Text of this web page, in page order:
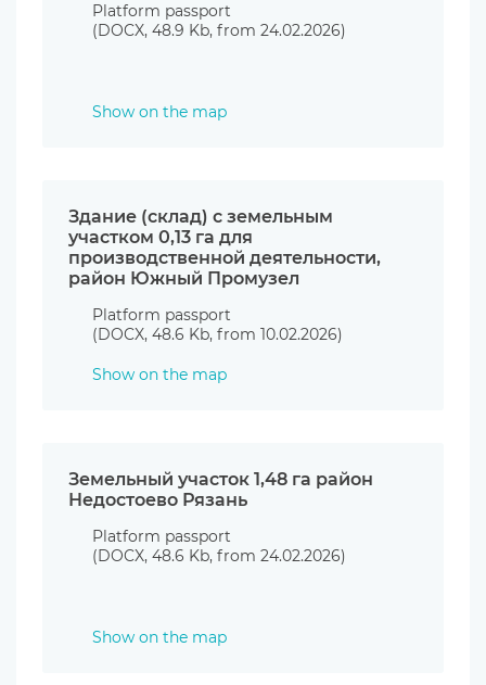
Platform passport
(DOCX, 48.9 Kb, from 24.02.2026)
Show on the map
Здание (склад) с земельным
участком 0,13 га для
производственной деятельности,
район Южный Промузел
Platform passport
(DOCX, 48.6 Kb, from 10.02.2026)
Show on the map
Земельный участок 1,48 га район
Недостоево Рязань
Platform passport
(DOCX, 48.6 Kb, from 24.02.2026)
Show on the map